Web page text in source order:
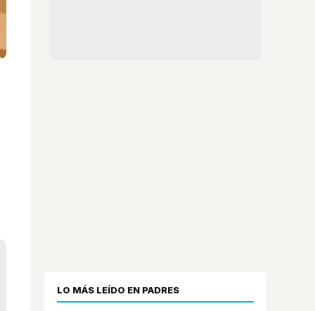
LO MÁS LEÍDO EN PADRES